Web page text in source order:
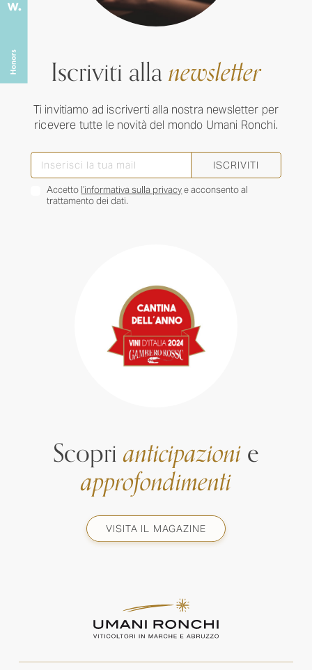
Iscriviti allanewsletter
Ti invitiamo ad iscriverti alla nostra newsletter per
ricevere tutte le novità del mondo Umani Ronchi.
ISCRIVITI
Accetto l’informativa sulla privacye acconsento al
trattamento dei dati.
Scoprianticipazionie
approfondimenti
VISITA IL MAGAZINE